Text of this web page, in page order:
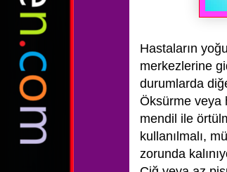
Hastaların
merkezlerine
durumlarda
Öksürme veya
mendil ile
kullanılmalı,
zorunda